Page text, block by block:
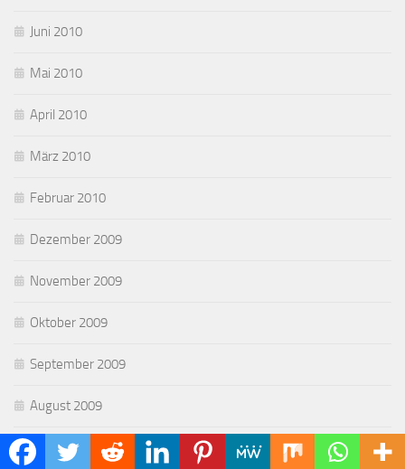
Juni 2010
Mai 2010
April 2010
März 2010
Februar 2010
Dezember 2009
November 2009
Oktober 2009
September 2009
August 2009
Juli 2009